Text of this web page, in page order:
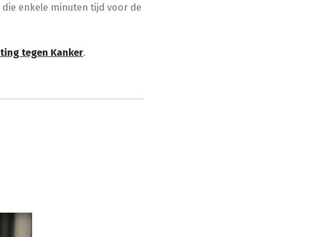
enkele minuten tijd voor de
tegen Kanker.